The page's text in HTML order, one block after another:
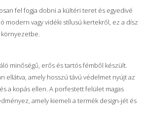
fel fogja dobni a kültéri teret és egyedivé
modern vagy vidéki stílusú kertekről, ez a dísz
minőségű, erős és tartós fémből készült.
ellátva, amely hosszú távú védelmet nyújt az
a kopás ellen. A porfestett felület magas
amely kiemeli a termék design-jét és